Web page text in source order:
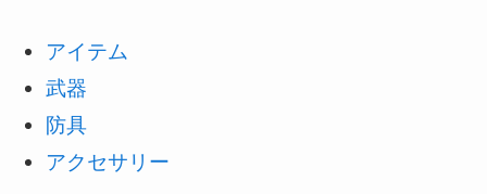
アイテム
武器
防具
アクセサリー